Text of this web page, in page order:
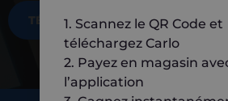
TÉLÉCHARGEZ MAINTENANT
1. Scannez le QR Code et
téléchargez Carlo
2. Payez en magasin
l’application